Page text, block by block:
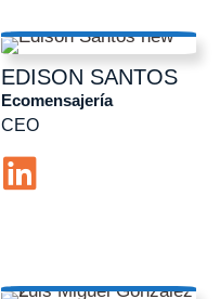
EDISON SANTOS
CEO
Ecomensajería